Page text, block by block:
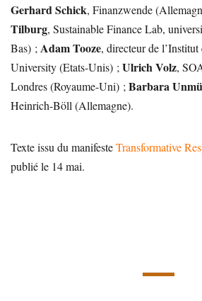
Gerhard Schick, Finanzwende
Tilburg, Sustainable Finance Lab,
Bas) ; Adam Tooze, directeur de
University (Etats-Unis) ; Ulrich Volz,
Londres (Royaume-Uni) ; Barbara
Heinrich-Böll (Allemagne).
Texte issu du manifesteTransformative
publié le 14 mai.